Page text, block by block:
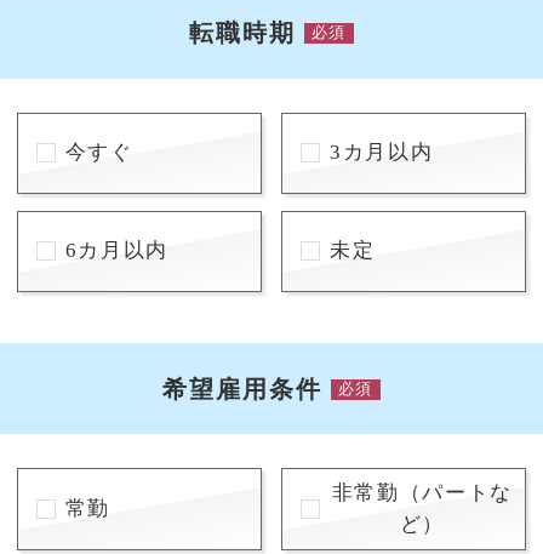
転職時期 必須
今すぐ 3カ月以内
6カ月以内 未定
希望雇用条件 必須
常勤
非常勤（パートな
ど）